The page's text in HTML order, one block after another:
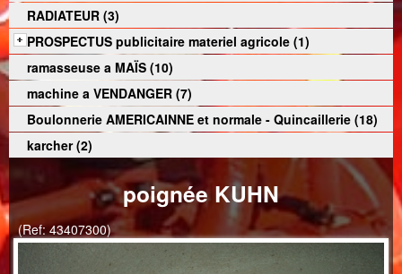
RADIATEUR (3)
PROSPECTUS publicitaire materiel agricole (1)
ramasseuse a MAÏS (10)
machine a VENDANGER (7)
Boulonnerie AMERICAINNE et normale - Quincaillerie (18)
karcher (2)
poignée KUHN
(Ref: 43407300)